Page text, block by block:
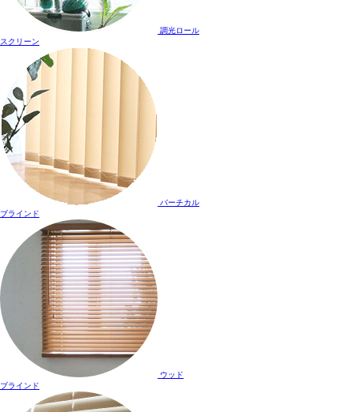
調光ロール
スクリーン
バーチカル
ブラインド
ウッド
ブラインド